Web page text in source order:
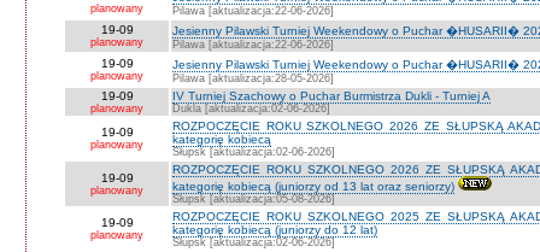
planowany Pilawa [aktualizacja:22-06-2026]
19-09
planowany
Jesienny Pilawski Turniej Weekendowy o Puchar �HUSARII�
Pilawa [aktualizacja:22-06-2026]
19-09
planowany
Jesienny Pilawski Turniej Weekendowy o Puchar �HUSARII�
Pilawa [aktualizacja:28-05-2026]
19-09
planowany
IV Turniej Szachowy o Puchar Burmistrza Dukli - Turniej A
Dukla [aktualizacja:02-06-2026]
19-09
planowany
ROZPOCZĘCIE ROKU SZKOLNEGO 2026 ZE SŁUPSKĄ
kategorię kobiecą
Słupsk [aktualizacja:02-06-2026]
19-09
planowany
ROZPOCZĘCIE ROKU SZKOLNEGO 2026 ZE SŁUPSKĄ
kategorię kobiecą (juniorzy od 13 lat oraz seniorzy)
Słupsk [aktualizacja:05-08-2026]
19-09
planowany
ROZPOCZĘCIE ROKU SZKOLNEGO 2025 ZE SŁUPSKĄ
kategorię kobiecą (juniorzy do 12 lat)
Słupsk [aktualizacja:02-06-2026]